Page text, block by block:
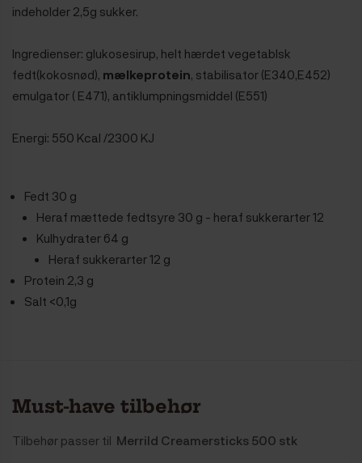
indeholder 2,5g sukker.
Ingredienser: glukosesirup, helt hærdet vegetablsk
fedt(kokosnød), mælkeprotein, stabilisator (E340,E452)
emulgator ( E471), antiklumpningsmiddel (E551)
Energi: 550 Kcal /2300 KJ
Fedt 30 g
Heraf mættede fedtsyre 30 g - heraf sukkerarter 12
Kulhydrater 64 g
Heraf sukkerarter 12 g
Protein 2,3 g
Salt <0,1g
Must-have tilbehør
Tilbehør passer til Merrild Creamersticks 500 stk